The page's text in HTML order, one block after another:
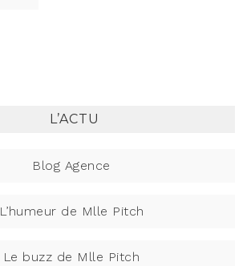
L’ACTU
Blog Agence
L’humeur de Mlle Pitch
Le buzz de Mlle Pitch